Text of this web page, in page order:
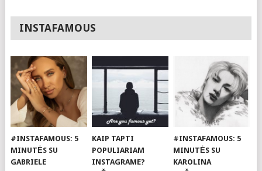
INSTAFAMOUS
#INSTAFAMOUS: 5
MINUTĖS SU
GABRIELE
KAIP TAPTI
POPULIARIAM
INSTAGRAME?
#INSTAFAMOUS: 5
MINUTĖS SU
KAROLINA